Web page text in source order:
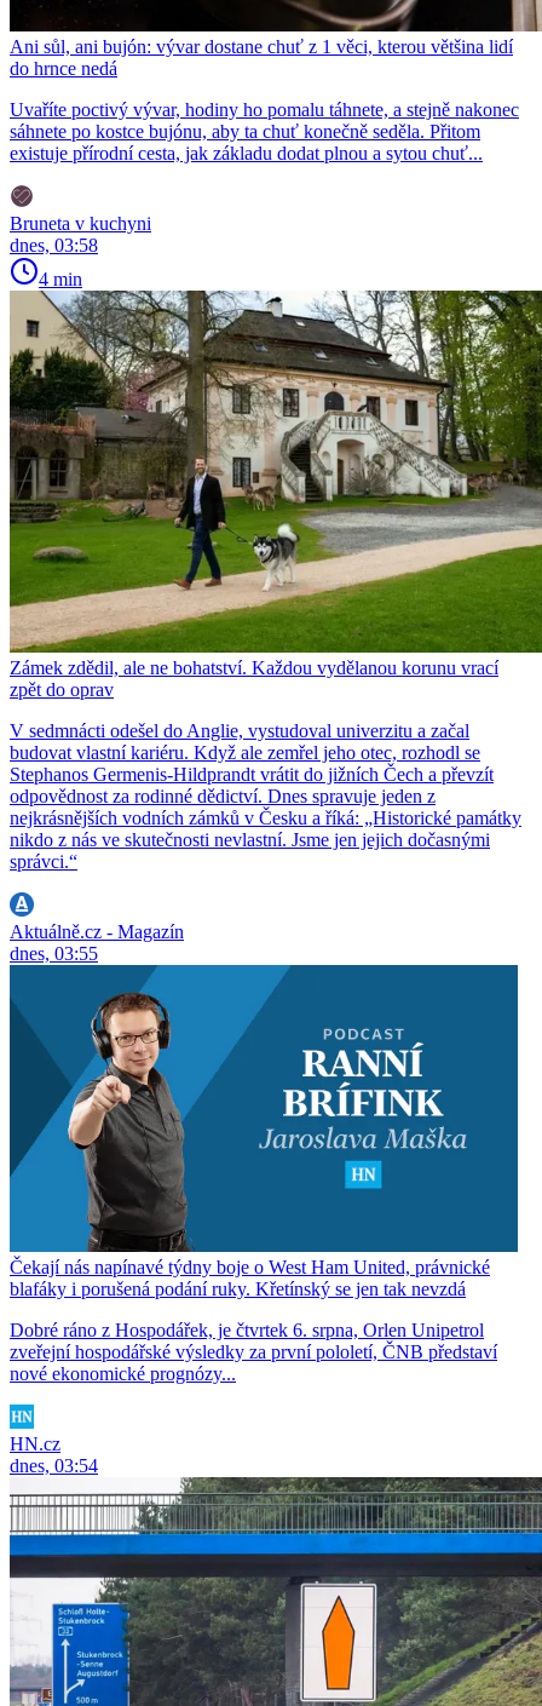
Ani sůl, ani bujón: vývar dostane chuť z 1 věci, kterou většina lidí
do hrnce nedá
Uvaříte poctivý vývar, hodiny ho pomalu táhnete, a stejně nakonec
sáhnete po kostce bujónu, aby ta chuť konečně seděla. Přitom
existuje přírodní cesta, jak základu dodat plnou a sytou chuť...
Bruneta v kuchyni
dnes, 03:58
4 min
Zámek zdědil, ale ne bohatství. Každou vydělanou korunu vrací
zpět do oprav
V sedmnácti odešel do Anglie, vystudoval univerzitu a začal
budovat vlastní kariéru. Když ale zemřel jeho otec, rozhodl se
Stephanos Germenis-Hildprandt vrátit do jižních Čech a převzít
odpovědnost za rodinné dědictví. Dnes spravuje jeden z
nejkrásnějších vodních zámků v Česku a říká: „Historické památky
nikdo z nás ve skutečnosti nevlastní. Jsme jen jejich dočasnými
správci.“
Aktuálně.cz - Magazín
dnes, 03:55
Čekají nás napínavé týdny boje o West Ham United, právnické
blafáky i porušená podání ruky. Křetínský se jen tak nevzdá
Dobré ráno z Hospodářek, je čtvrtek 6. srpna, Orlen Unipetrol
zveřejní hospodářské výsledky za první pololetí, ČNB představí
nové ekonomické prognózy...
HN.cz
dnes, 03:54